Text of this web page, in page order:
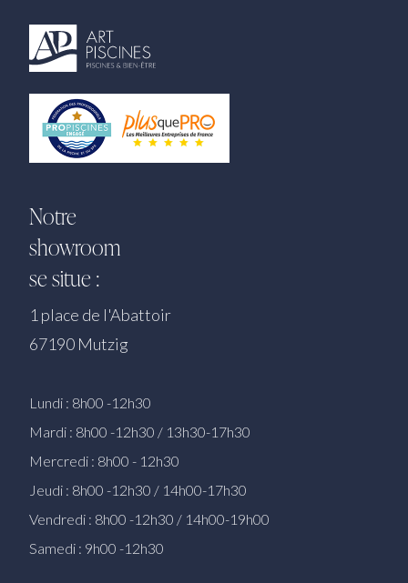
Notre
showroom
se situe :
1 place de l'Abattoir
67190 Mutzig
Lundi : 8h00 -12h30
Mardi : 8h00 -12h30 / 13h30-17h30
Mercredi : 8h00 - 12h30
Jeudi : 8h00 -12h30 / 14h00-17h30
Vendredi : 8h00 -12h30 / 14h00-19h00
Samedi : 9h00 -12h30